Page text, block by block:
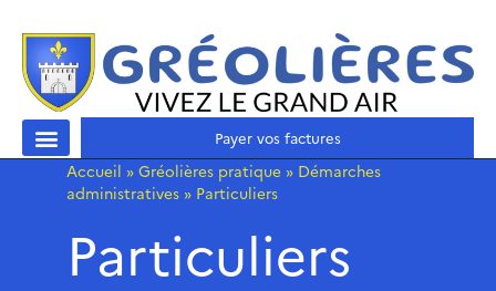
Payer vos factures
Accueil » Gréolières pratique » Démarches
administratives » Particuliers
Particuliers